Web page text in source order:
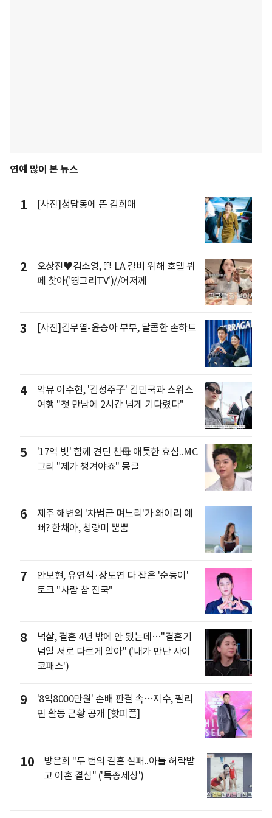
연예 많이 본 뉴스
1 [사진]청담동에 뜬 김희애
2
오상진♥김소영, 딸 LA 갈비 위해 호텔 뷔
페 찾아('띵그리TV')//어저께
3 [사진]김무열-윤승아 부부, 달콤한 손하트
4
악뮤 이수현, '김성주子' 김민국과 스위스
여행 "첫 만남에 2시간 넘게 기다렸다"
5
'17억 빚' 함께 견딘 친母 애틋한 효심..MC
그리 "제가 챙겨야죠" 뭉클
6
제주 해변의 '차범근 며느리'가 왜이리 예
뻐? 한채아, 청량미 뿜뿜
7
안보현, 유연석·장도연 다 잡은 '순둥이'
토크 "사람 참 진국"
8
넉살, 결혼 4년 밖에 안 됐는데…"결혼기
념일 서로 다르게 알아" ('내가 만난 사이
코패스')
9
'8억8000만원' 손배 판결 속…지수, 필리
핀 활동 근황 공개 [핫피플]
10
방은희 "두 번의 결혼 실패..아들 허락받
고 이혼 결심" ('특종세상')